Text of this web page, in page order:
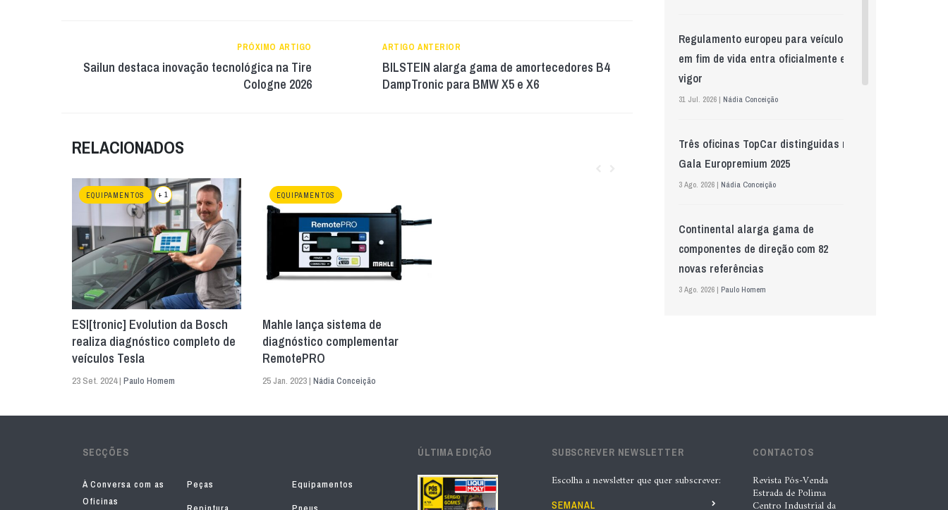
PRÓXIMO ARTIGO
Sailun destaca inovação tecnológica na Tire
Cologne 2026
ARTIGO ANTERIOR
BILSTEIN alarga gama de amortecedores B4
DampTronic para BMW X5 e X6
RELACIONADOS
EQUIPAMENTOS + 1
ESI[tronic] Evolution da Bosch
realiza diagnóstico completo de
veículos Tesla
23 Set. 2024 | Paulo Homem
EQUIPAMENTOS
Mahle lança sistema de
diagnóstico complementar
RemotePRO
25 Jan. 2023 | Nádia Conceição
Regulamento europeu para veículos
em fim de vida entra oficialmente em
vigor
31 Jul. 2026 | Nádia Conceição
Três oficinas TopCar distinguidas na
Gala Europremium 2025
3 Ago. 2026 | Nádia Conceição
Continental alarga gama de
componentes de direção com 82
novas referências
3 Ago. 2026 | Paulo Homem
GS Pro Tyres assume representação
Wolf mostra nova geração de
SECÇÕES
À Conversa com as
Oficinas
Peças
Equipamentos
ÚLTIMA EDIÇÃO SUBSCREVER NEWSLETTER
Escolha a newsletter que quer subscrever:
SEMANAL
CONTACTOS
Revista Pós-Venda
Estrada de Polima
Centro Industrial da